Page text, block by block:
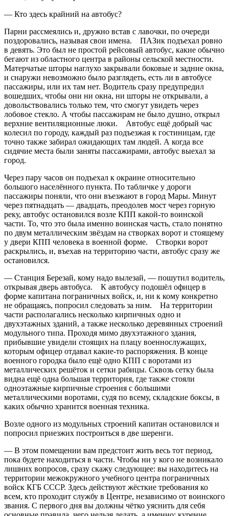
— Кто здесь крайний на автобус?
Парни рассмеялись и, дружно встав с лавочки, по очереди
поздоровались, называя свои имена. ПАЗик подъехал ровно
в девять. Это был не простой рейсовый автобус, какие обычно
бегают из областного центра в районы сельской местности.
Матерчатые шторы наглухо закрывали боковые и задние окна,
и снаружи невозможно было разглядеть, есть ли в автобусе
пассажиры, или их там нет. Водитель сразу предупредил
вошедших, чтобы они ни окна, ни шторы не открывали, а
довольствовались только тем, что смогут увидеть через
лобовое стекло. А чтобы пассажирам не было душно, открыл
верхние вентиляционные люки. Автобус ещё добрый час
колесил по городу, каждый раз подъезжая к гостиницам, где
точно также забирал ожидающих там людей. А когда все
сидячие места были заняты пассажирами, автобус выехал за
город.
Через пару часов он подъехал к окраине относительно
большого населённого пункта. По табличке у дороги
пассажиры поняли, что они въезжают в город Мары. Минут
через пятнадцать — двадцать, преодолев мост через горную
реку, автобус остановился возле КПП какой-то воинской
части. То, что это была именно воинская часть, стало понятно
по двум металлическим звёздам на створках ворот и стоящему
у двери КПП человека в военной форме. Створки ворот
раскрылись, и, въехав на территорию части, автобус сразу же
остановился.
— Станция Березай, кому надо вылезай, — пошутил водитель,
открывая дверь автобуса. К автобусу подошёл офицер в
форме капитана пограничных войск, и, ни к кому конкретно
не обращаясь, попросил следовать за ним. На территории
части располагались несколько кирпичных одно и
двухэтажных зданий, а также несколько деревянных строений
модульного типа. Проходя мимо двухэтажного здания,
прибывшие увидели стоящих на плацу военнослужащих,
которым офицер отдавал какие-то распоряжения. В конце
военного городка было ещё одно КПП с воротами из
металлических решёток и сетки рабицы. Сквозь сетку была
видна ещё одна большая территория, где также стояли
одноэтажные кирпичные строения с большими
металлическими воротами, судя по всему, складские боксы, в
каких обычно хранится военная техника.
Возле одного из модульных строений капитан остановился и
попросил приезжих построиться в две шеренги.
— В этом помещении вам предстоит жить весь тот период,
пока будете находиться в части. Чтобы ни у кого не возникало
лишних вопросов, сразу скажу следующее: вы находитесь на
территории межокружного учебного центра пограничных
войск КГБ СССР. Здесь действуют жёсткие требования ко
всем, кто проходит службу в Центре, независимо от воинского
звания. С первого дня вы должны чётко уяснить для себя